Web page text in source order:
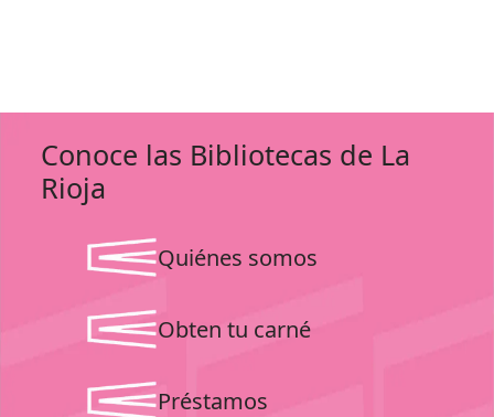
Conoce las Bibliotecas de La
Rioja
Quiénes somos
Obten tu carné
Préstamos